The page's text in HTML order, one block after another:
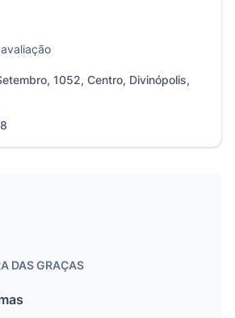
avaliação
1052, Centro, Divinópolis,
DAS GRAÇAS